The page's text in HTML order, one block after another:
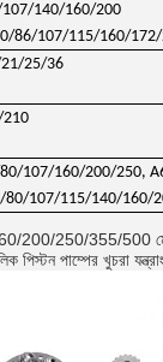
140/160/200
86/107/115/160/
25/36
210
107/160/200/250,
80/107/115/140/160/
250/355/500
পিস্টন পাম্পের খুচরা